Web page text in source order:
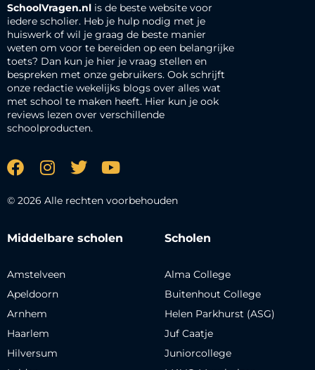
SchoolVragen.nl is de beste website voor
iedere scholier. Heb je hulp nodig met je
huiswerk of wil je graag de beste manier
weten om voor te bereiden op een belangrijke
toets? Dan kun je hier je vraag stellen en
bespreken met onze gebruikers. Ook schrijft
onze redactie wekelijks blogs over alles wat
met school te maken heeft. Hier kun je ook
reviews lezen over verschillende
schoolproducten.
© 2026 Alle rechten voorbehouden
Middelbare scholen
Amstelveen
Apeldoorn
Arnhem
Haarlem
Hilversum
Scholen
Alma College
Buitenhout College
Helen Parkhurst (ASG)
Juf Caatje
Juniorcollege